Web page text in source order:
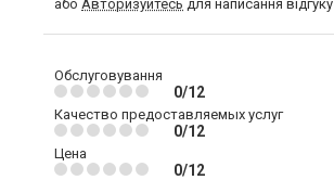
або Авторизуйтесь для написання відгуку
Обслуговування
0/12
Качество предоставляемых услуг
0/12
Цена
0/12